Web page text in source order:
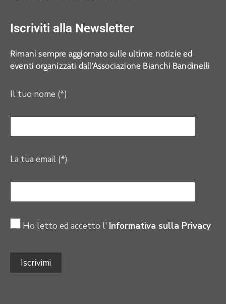
Iscriviti alla Newsletter
Rimani sempre aggiornato sulle ultime notizie ed
eventi organizzati dall’Associazione Bianchi Bandinelli
Il tuo nome (*)
La tua email (*)
Ho letto ed accetto l' Informativa sulla Privacy